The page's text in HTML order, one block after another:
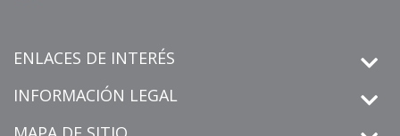
ENLACES DE INTERÉS
INFORMACIÓN LEGAL